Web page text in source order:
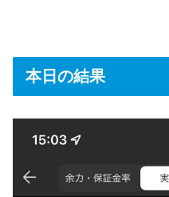
本日の結果